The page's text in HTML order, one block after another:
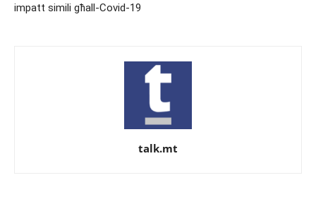
impatt simili għall-Covid-19
talk.mt